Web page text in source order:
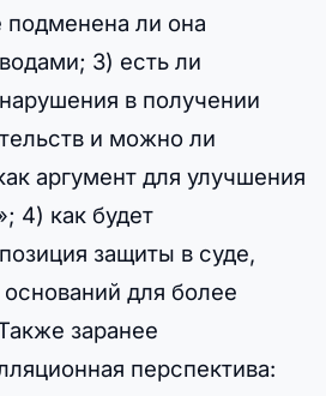
подменена ли она
3) есть ли
в получении
и можно ли
аргумент для улучшения
4) как будет
защиты в суде,
для более
заранее
перспектива: